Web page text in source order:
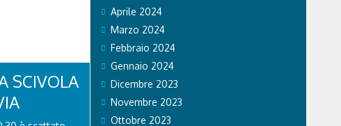
SCIVOLA
Aprile 2024
Marzo 2024
Febbraio 2024
Gennaio 2024
Dicembre 2023
Novembre 2023
Ottobre 2023